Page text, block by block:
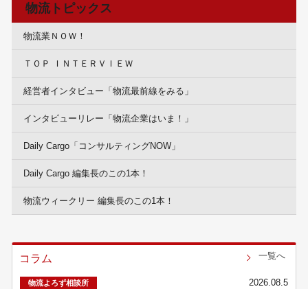
物流トピックス
物流業ＮＯＷ！
ＴＯＰ ＩＮＴＥＲＶＩＥＷ
経営者インタビュー「物流最前線をみる」
インタビューリレー「物流企業はいま！」
Daily Cargo「コンサルティングNOW」
Daily Cargo 編集長のこの1本！
物流ウィークリー 編集長のこの1本！
コラム
物流よろず相談所
2026.08.5
一覧へ